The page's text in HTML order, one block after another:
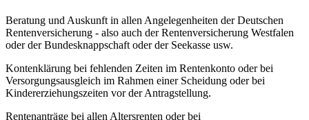
Beratung und Auskunft in allen Angelegenheiten der Deutschen
Rentenversicherung - also auch der Rentenversicherung Westfalen
oder der Bundesknappschaft oder der Seekasse usw.
Kontenklärung bei fehlenden Zeiten im Rentenkonto oder bei
Versorgungsausgleich im Rahmen einer Scheidung oder bei
Kindererziehungszeiten vor der Antragstellung.
Rentenanträge bei allen Altersrenten oder bei